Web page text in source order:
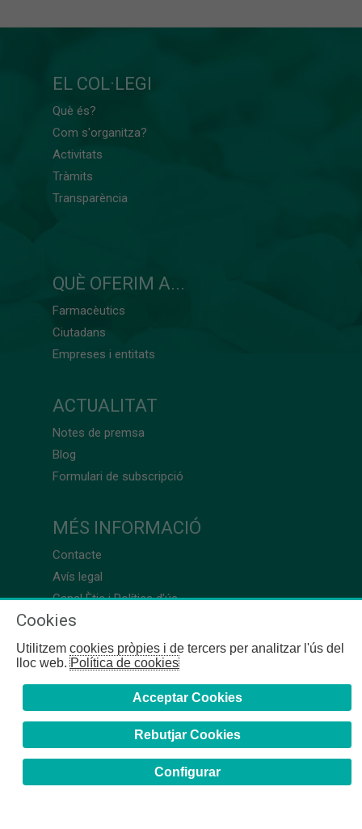
EL COL·LEGI
Què és?
Com s'organitza?
Activitats
Tràmits
Transparència
QUÈ OFERIM A...
Farmacèutics
Ciutadans
Empreses i entitats
ACTUALITAT
Notes de premsa
Blog
Formulari de subscripció
MÉS INFORMACIÓ
Contacte
Avís legal
Canal Ètic i Política d’ús
Cookies
Utilitzem cookies pròpies i de tercers per analitzar l'ús del
lloc web.Política de cookies
Acceptar Cookies
Rebutjar Cookies
Configurar